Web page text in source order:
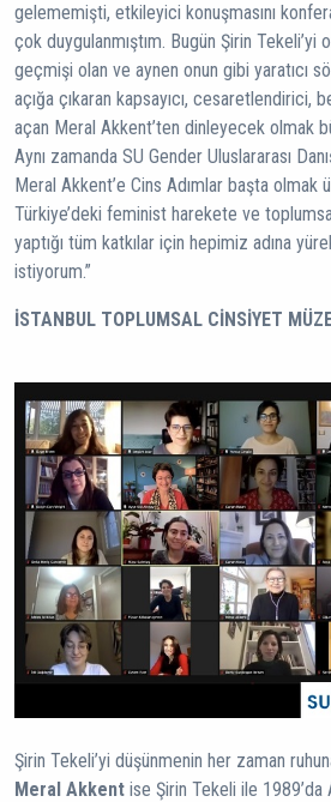
gelememişti, etkileyici konuşmasını
çok duygulanmıştım. Bugün Şirin Tekeli’yi
geçmişi olan ve aynen onun gibi yaratıcı
açığa çıkaran kapsayıcı, cesaretlendirici,
açan Meral Akkent’ten dinleyecek olmak
Aynı zamanda SU Gender Uluslararası
Meral Akkent’e Cins Adımlar başta olmak
Türkiye’deki feminist harekete ve
yaptığı tüm katkılar için hepimiz adına
istiyorum.”
İSTANBUL TOPLUMSAL CİNSİYET
Şirin Tekeli’yi düşünmenin her zaman
Meral Akkent ise Şirin Tekeli ile 1989’da